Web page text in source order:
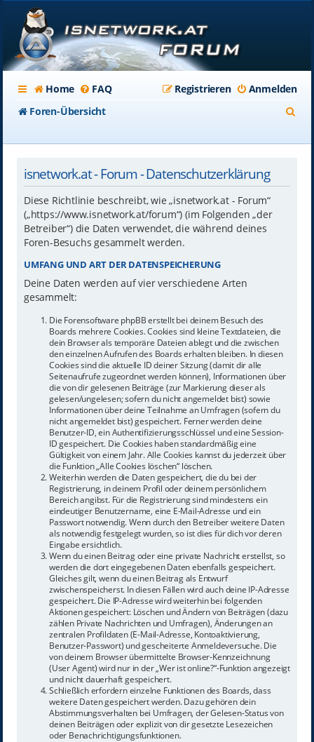
Home FAQ Anmelden
Registrieren
Foren-Übersicht
isnetwork.at - Forum - Datenschutzerklärung
Diese Richtlinie beschreibt, wie „isnetwork.at - Forum“
(„https://www.isnetwork.at/forum“) (im Folgenden „der
Betreiber“) die Daten verwendet, die während deines
Foren-Besuchs gesammelt werden.
UMFANG UND ART DER DATENSPEICHERUNG
Deine Daten werden auf vier verschiedene Arten
gesammelt:
Die Forensoftware phpBB erstellt bei deinem Besuch des
Boards mehrere Cookies. Cookies sind kleine Textdateien, die
dein Browser als temporäre Dateien ablegt und die zwischen
den einzelnen Aufrufen des Boards erhalten bleiben. In diesen
Cookies sind die aktuelle ID deiner Sitzung (damit dir alle
Seitenaufrufe zugeordnet werden können), Informationen über
die von dir gelesenen Beiträge (zur Markierung dieser als
gelesen/ungelesen; sofern du nicht angemeldet bist) sowie
Informationen über deine Teilnahme an Umfragen (sofern du
nicht angemeldet bist) gespeichert. Ferner werden deine
Benutzer-ID, ein Authentifizierungsschlüssel und eine Session-
ID gespeichert. Die Cookies haben standardmäßig eine
Gültigkeit von einem Jahr. Alle Cookies kannst du jederzeit über
die Funktion „Alle Cookies löschen“ löschen.
Weiterhin werden die Daten gespeichert, die du bei der
Registrierung, in deinem Profil oder deinem persönlichem
Bereich angibst. Für die Registrierung sind mindestens ein
eindeutiger Benutzername, eine E-Mail-Adresse und ein
Passwort notwendig. Wenn durch den Betreiber weitere Daten
als notwendig festgelegt wurden, so ist dies für dich vor deren
Eingabe ersichtlich.
Wenn du einen Beitrag oder eine private Nachricht erstellst, so
werden die dort eingegebenen Daten ebenfalls gespeichert.
Gleiches gilt, wenn du einen Beitrag als Entwurf
zwischenspeicherst. In diesen Fällen wird auch deine IP-Adresse
gespeichert. Die IP-Adresse wird weiterhin bei folgenden
Aktionen gespeichert: Löschen und Ändern von Beiträgen (dazu
zählen Private Nachrichten und Umfragen), Änderungen an
zentralen Profildaten (E-Mail-Adresse, Kontoaktivierung,
Benutzer-Passwort) und gescheiterte Anmeldeversuche. Die
von deinem Browser übermittelte Browser-Kennzeichnung
(User Agent) wird nur in der „Wer ist online?“-Funktion angezeigt
und nicht dauerhaft gespeichert.
Schließlich erfordern einzelne Funktionen des Boards, dass
weitere Daten gespeichert werden. Dazu gehören dein
Abstimmungsverhalten bei Umfragen, der Gelesen-Status von
deinen Beiträgen oder explizit von dir gesetzte Lesezeichen
oder Benachrichtigungsfunktionen.